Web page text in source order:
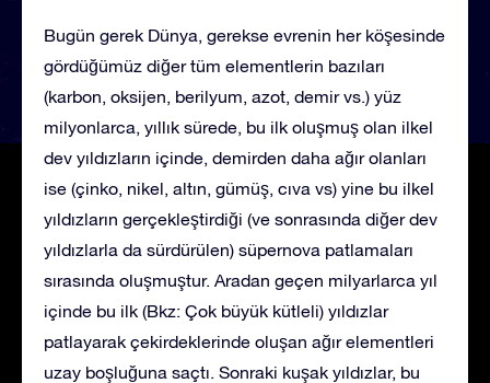
Bugün gerek Dünya, gerekse evrenin her köşesinde
gördüğümüz diğer tüm elementlerin bazıları
(karbon, oksijen, berilyum, azot, demir vs.) yüz
milyonlarca, yıllık sürede, bu ilk oluşmuş olan ilkel
dev yıldızların içinde, demirden daha ağır olanları
ise (çinko, nikel, altın, gümüş, cıva vs) yine bu ilkel
yıldızların gerçekleştirdiği (ve sonrasında diğer dev
yıldızlarla da sürdürülen) süpernova patlamaları
sırasında oluşmuştur. Aradan geçen milyarlarca yıl
içinde bu ilk (Bkz: Çok büyük kütleli) yıldızlar
patlayarak çekirdeklerinde oluşan ağır elementleri
uzay boşluğuna saçtı. Sonraki kuşak yıldızlar, bu